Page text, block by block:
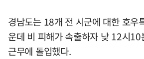
경남도는 18개 전 시군에 대한 호우
운데 비 피해가 속출하자 낮 12시
근무에 돌입했다.